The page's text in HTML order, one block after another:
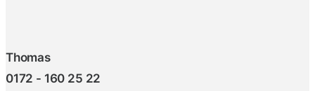
Thomas
0172 - 160 25 22